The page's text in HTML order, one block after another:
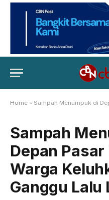
Home » Sampah Menumpuk di Depan Pasar
Sampah
Depan
Warga
Ganggu Lalu